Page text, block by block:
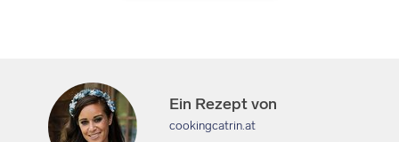
Ein Rezept von
cookingcatrin.at